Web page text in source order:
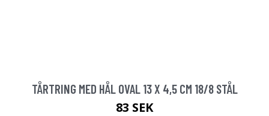
TÅRTRING MED HÅL OVAL 13 X 4,5 CM 18/8 STÅL
83 SEK